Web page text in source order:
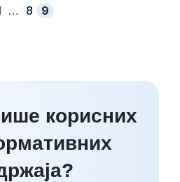
… Страна
8 Страна
9
корисних